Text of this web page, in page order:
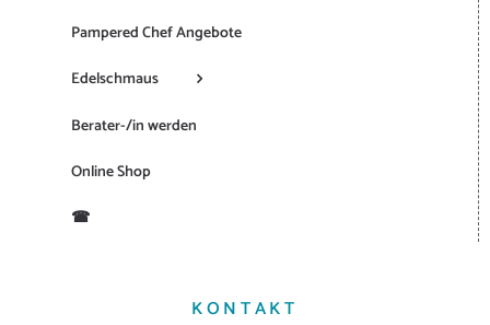
Pampered Chef Angebote
Edelschmaus
Berater-/in werden
Online Shop
☎
KONTAKT